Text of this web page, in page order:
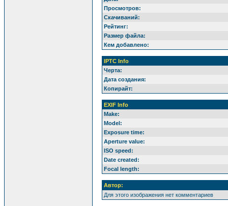
Просмотров:
Скачиваний:
Рейтинг:
Размер файла:
Кем добавлено:
IPTC Info
Черта:
Дата создания:
Копирайт:
EXIF Info
Make:
Model:
Exposure time:
Aperture value:
ISO speed:
Date created:
Focal length:
Автор:
Для этого изображения нет комментариев